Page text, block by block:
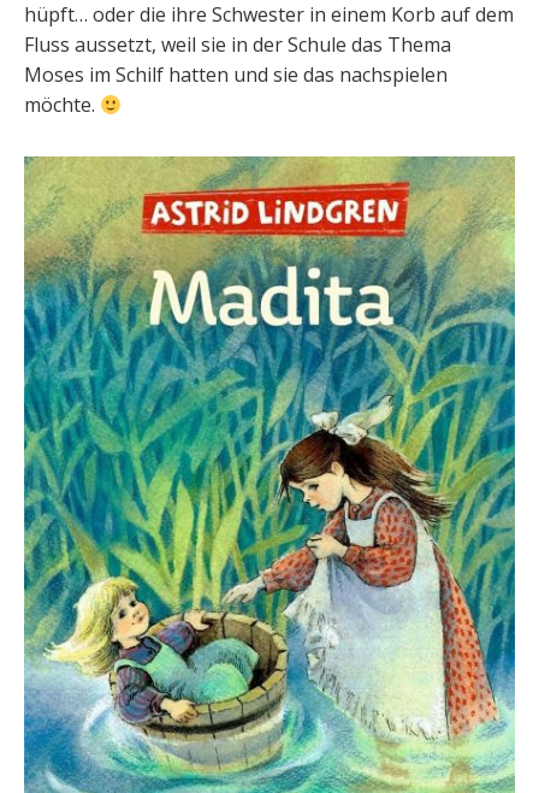
hüpft… oder die ihre Schwester in einem Korb auf dem
Fluss aussetzt, weil sie in der Schule das Thema
Moses im Schilf hatten und sie das nachspielen
möchte.